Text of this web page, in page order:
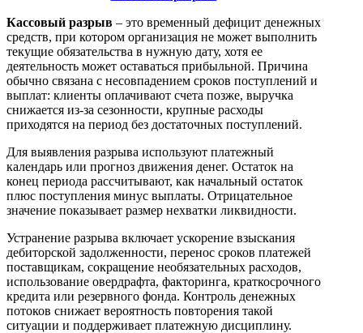
Кассовый разрыв – это временный дефицит денежных
средств, при котором организация не может выполнить
текущие обязательства в нужную дату, хотя ее
деятельность может оставаться прибыльной. Причина
обычно связана с несовпадением сроков поступлений и
выплат: клиенты оплачивают счета позже, выручка
снижается из-за сезонности, крупные расходы
приходятся на период без достаточных поступлений.
Для выявления разрыва используют платежный
календарь или прогноз движения денег. Остаток на
конец периода рассчитывают, как начальный остаток
плюс поступления минус выплаты. Отрицательное
значение показывает размер нехватки ликвидности.
Устранение разрыва включает ускорение взыскания
дебиторской задолженности, перенос сроков платежей
поставщикам, сокращение необязательных расходов,
использование овердрафта, факторинга, краткосрочного
кредита или резервного фонда. Контроль денежных
потоков снижает вероятность повторения такой
ситуации и поддерживает платежную дисциплину.